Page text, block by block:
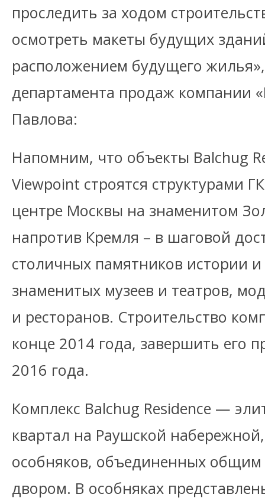
проследить за ходом
осмотреть макеты будущих
расположением будущего
департамента продаж компании
Павлова:
Напомним, что объекты Balchug
Viewpoint строятся структурами
центре Москвы на знаменитом
напротив Кремля – в шаговой
столичных памятников истории и
знаменитых музеев и театров,
и ресторанов. Строительство
конце 2014 года, завершить его
2016 года.
Комплекс Balchug Residence —
квартал на Раушской
особняков, объединенных общим
двором. В особняках